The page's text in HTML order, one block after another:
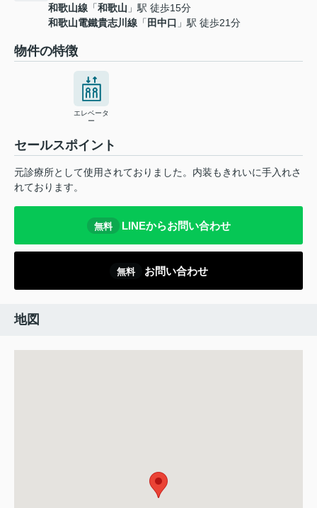
和歌山線 「和歌山 」駅 徒歩15分
和歌山電鐵貴志川線 「 田中口 」駅 徒歩21分
物件の特徴
エレベータ
ー
セールスポイント
元診療所として使用されておりました。内装もきれいに手入れさ
れております。
無料 LINEからお問い合わせ
無料 お問い合わせ
地図